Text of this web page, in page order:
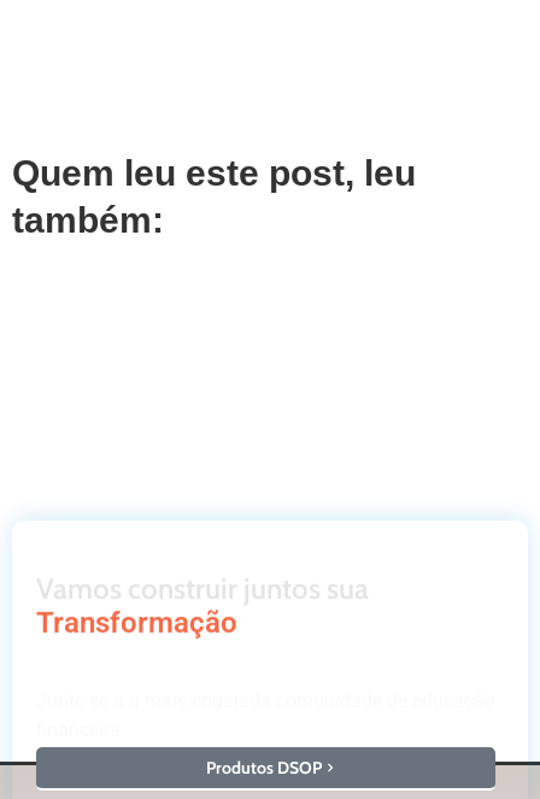
Quem leu este post, leu
também:
Vamos construir juntos sua
Transformação
Produtos DSOP